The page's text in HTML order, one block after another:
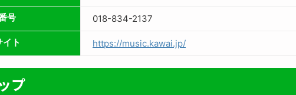
号 018-834-2137
ト https://music.kawai.jp/
プ